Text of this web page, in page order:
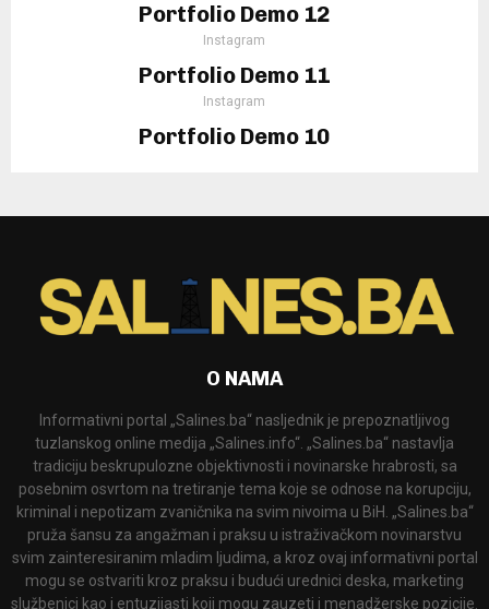
Portfolio Demo 12
Instagram
Portfolio Demo 11
Instagram
Portfolio Demo 10
O NAMA
Informativni portal „Salines.ba“ nasljednik je prepoznatljivog
tuzlanskog online medija „Salines.info“. „Salines.ba“ nastavlja
tradiciju beskrupulozne objektivnosti i novinarske hrabrosti, sa
posebnim osvrtom na tretiranje tema koje se odnose na korupciju,
kriminal i nepotizam zvaničnika na svim nivoima u BiH. „Salines.ba“
pruža šansu za angažman i praksu u istraživačkom novinarstvu
svim zainteresiranim mladim ljudima, a kroz ovaj informativni portal
mogu se ostvariti kroz praksu i budući urednici deska, marketing
službenici kao i entuzijasti koji mogu zauzeti i menadžerske pozicije.